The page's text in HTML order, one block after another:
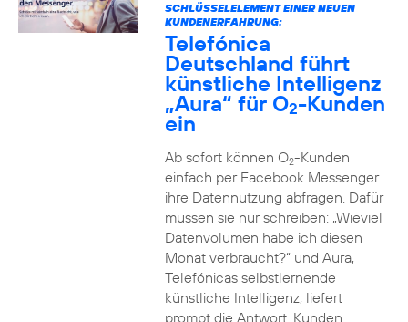
SCHLÜSSELELEMENT EINER NEUEN
KUNDENERFAHRUNG:
Telefónica
Deutschland führt
künstliche Intelligenz
„Aura“ für O2-Kunden
ein
Ab sofort können O2-Kunden
einfach per Facebook Messenger
ihre Datennutzung abfragen. Dafür
müssen sie nur schreiben: „Wieviel
Datenvolumen habe ich diesen
Monat verbraucht?“ und Aura,
Telefónicas selbstlernende
künstliche Intelligenz, liefert
prompt die Antwort. Kunden